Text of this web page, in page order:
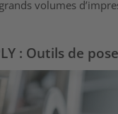
volumes
: Outils de pose